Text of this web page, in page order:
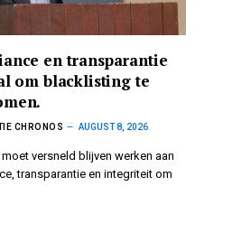
en transparantie
om blacklisting te
CHRONOS AUGUST 8, 2026
versneld blijven werken aan
transparantie en integriteit om